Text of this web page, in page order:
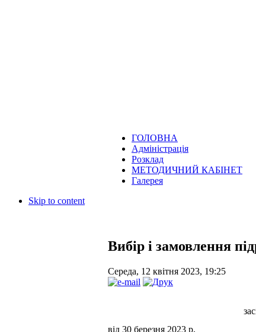
ГОЛОВНА
Адміністрація
Розклад
МЕТОДИЧНИЙ КАБІНЕТ
Галерея
Skip to content
Вибір і замовлення
Середа, 12 квітня 2023, 19:25
від 30 березня 2023 р.